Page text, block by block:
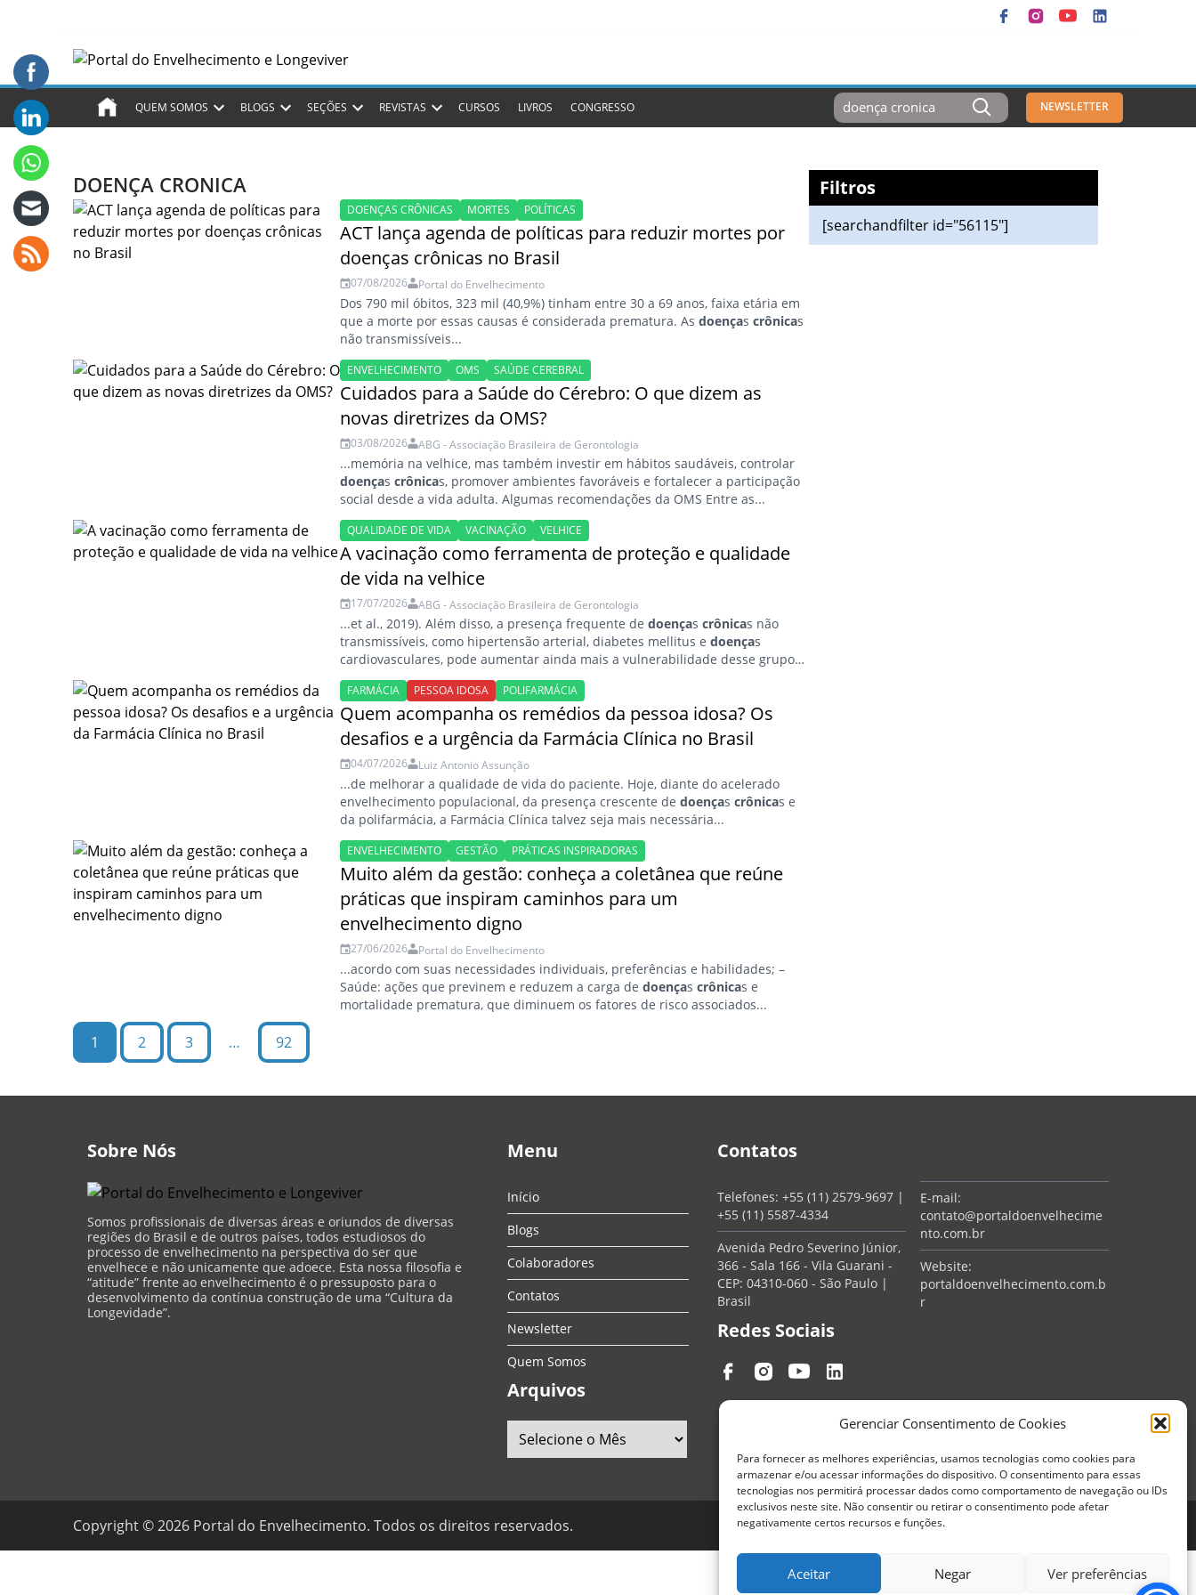
Gerenciar Consentimento de Cookies
Para fornecer as melhores experiências, usamos tecnologias como cookies para
armazenar e/ou acessar informações do dispositivo. O consentimento para essas
tecnologias nos permitirá processar dados como comportamento de navegação ou IDs
exclusivos neste site. Não consentir ou retirar o consentimento pode afetar
negativamente certos recursos e funções.
Aceitar Negar Ver preferências
QUEM SOMOS BLOGS SEÇÕES REVISTAS CURSOS LIVROS CONGRESSO
Resultados
Para:
NEWSLETTER
DOENÇA CRONICA
DOENÇAS CRÔNICAS MORTES POLÍTICAS
ACT lança agenda de políticas para reduzir mortes por
doenças crônicas no Brasil
07/08/2026 Portal do Envelhecimento
Dos 790 mil óbitos, 323 mil (40,9%) tinham entre 30 a 69 anos, faixa etária em
que a morte por essas causas é considerada prematura. Asdoençascrônicas
não transmissíveis...
ENVELHECIMENTO OMS SAÚDE CEREBRAL
Cuidados para a Saúde do Cérebro: O que dizem as
novas diretrizes da OMS?
03/08/2026 ABG - Associação Brasileira de Gerontologia
...memória na velhice, mas também investir em hábitos saudáveis, controlar
doençascrônicas, promover ambientes favoráveis e fortalecer a participação
social desde a vida adulta. Algumas recomendações da OMS Entre as...
QUALIDADE DE VIDA VACINAÇÃO VELHICE
A vacinação como ferramenta de proteção e qualidade
de vida na velhice
17/07/2026 ABG - Associação Brasileira de Gerontologia
...et al., 2019). Além disso, a presença frequente dedoençascrônicas não
transmissíveis, como hipertensão arterial, diabetes mellitus edoenças
cardiovasculares, pode aumentar ainda mais a vulnerabilidade desse grupo
etário...
FARMÁCIA PESSOA IDOSA POLIFARMÁCIA
Quem acompanha os remédios da pessoa idosa? Os
desafios e a urgência da Farmácia Clínica no Brasil
04/07/2026 Luiz Antonio Assunção
...de melhorar a qualidade de vida do paciente. Hoje, diante do acelerado
envelhecimento populacional, da presença crescente dedoençascrônicas e
da polifarmácia, a Farmácia Clínica talvez seja mais necessária...
ENVELHECIMENTO GESTÃO PRÁTICAS INSPIRADORAS
Muito além da gestão: conheça a coletânea que reúne
práticas que inspiram caminhos para um
envelhecimento digno
27/06/2026 Portal do Envelhecimento
...acordo com suas necessidades individuais, preferências e habilidades; –
Saúde: ações que previnem e reduzem a carga dedoençascrônicas e
mortalidade prematura, que diminuem os fatores de risco associados...
1 2 3 … 92
Filtros
[searchandfilter id="56115"]
Sobre Nós
Somos profissionais de diversas áreas e oriundos de diversas
regiões do Brasil e de outros países, todos estudiosos do
processo de envelhecimento na perspectiva do ser que
envelhece e não unicamente que adoece. Esta nossa filosofia e
“atitude” frente ao envelhecimento é o pressuposto para o
desenvolvimento da contínua construção de uma “Cultura da
Longevidade”.
Menu
Início
Blogs
Colaboradores
Contatos
Newsletter
Quem Somos
Arquivos
Contatos
Telefones: +55 (11) 2579-9697|
+55 (11) 5587-4334
Avenida Pedro Severino Júnior,
366 - Sala 166 - Vila Guarani -
CEP: 04310-060 - São Paulo |
Brasil
E-mail:
contato@portaldoenvelhecime
nto.com.br
Website:
portaldoenvelhecimento.com.b
r
Redes Sociais
Copyright ©2026 Portal do Envelhecimento. Todos os direitos reservados. Termos de Uso